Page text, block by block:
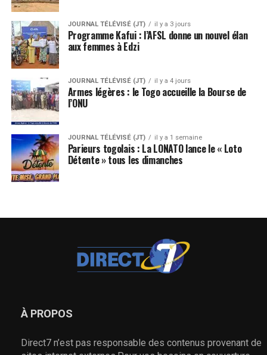
JOURNAL TÉLÉVISÉ (JT) il y a 3 jours
Programme Kafui : l’AFSL donne un nouvel élan
aux femmes à Edzi
JOURNAL TÉLÉVISÉ (JT) il y a 4 jours
Armes légères : le Togo accueille la Bourse de
l’ONU
JOURNAL TÉLÉVISÉ (JT) il y a 1 semaine
Parieurs togolais : La LONATO lance le « Loto
Détente » tous les dimanches
À PROPOS
Direct7 n’est pas responsable des contenus provenant de